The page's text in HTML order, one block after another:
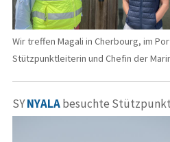
Wir treffen Magali in Cherbourg, im
Stützpunktleiterin und Chefin der
SYNYALAbesuchte Stützpunkt